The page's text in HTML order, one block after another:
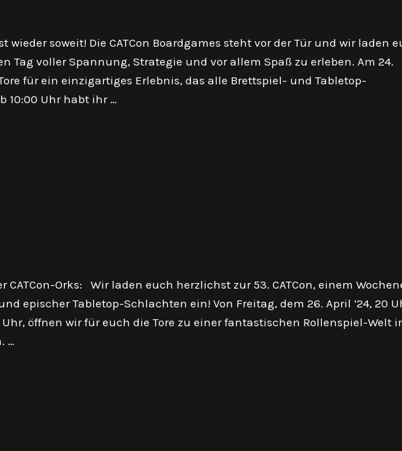
wieder soweit! Die CATCon Boardgames steht vor der Tür und wir laden
Tag voller Spannung, Strategie und vor allem Spaß zu erleben. Am 24.
für ein einzigartiges Erlebnis, das alle Brettspiel- und Tabletop-
10:00 Uhr habt ihr …
CATCon-Orks: Wir laden euch herzlichst zur 53. CATCon, einem
epischer Tabletop-Schlachten ein! Von Freitag, dem 26. April ‘24, 20
Uhr, öffnen wir für euch die Tore zu einer fantastischen Rollenspiel-Welt
…